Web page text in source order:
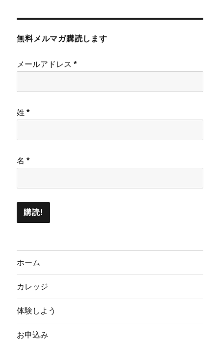
無料メルマガ購読します
メールアドレス*
姓*
名*
ホーム
カレッジ
体験しよう
お申込み